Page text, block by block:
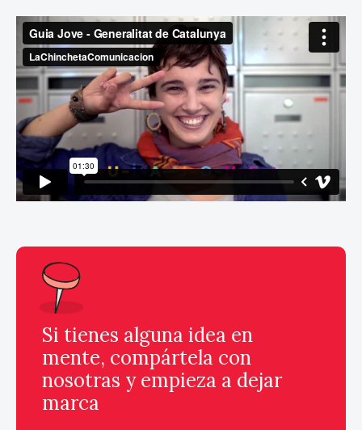
Si tienes alguna idea en
mente, compártela con
nosotras y empieza a dejar
marca